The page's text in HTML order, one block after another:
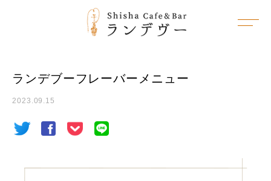
ランデブーフレーバーメニュー
2023.09.15